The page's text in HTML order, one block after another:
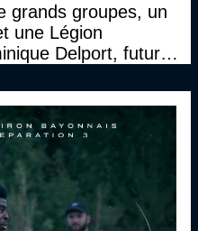
grands groupes, un
une Légion
Delport, futur